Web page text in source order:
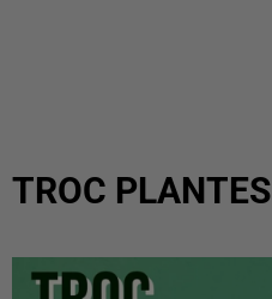
TROC PLANTES